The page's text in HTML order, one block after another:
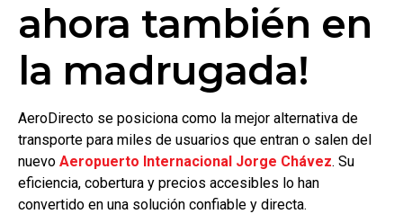
ahora también en
la madrugada!
AeroDirecto se posiciona como la mejor alternativa de
transporte para miles de usuarios que entran o salen del
nuevo Aeropuerto Internacional Jorge Chávez. Su
eficiencia, cobertura y precios accesibles lo han
convertido en una solución confiable y directa.